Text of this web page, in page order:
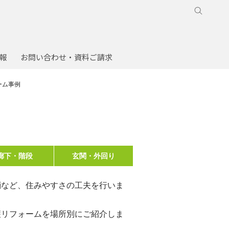
お問い合わせ・資料ご請求
ム事例
下・階段 玄関・外回り
ど、住みやすさの工夫を行いま
フォームを場所別にご紹介しま